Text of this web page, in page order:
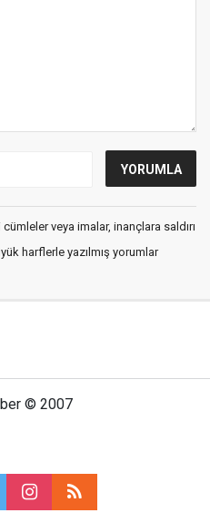
veya imalar, inançlara saldırı
harflerle yazılmış yorumlar
© 2007